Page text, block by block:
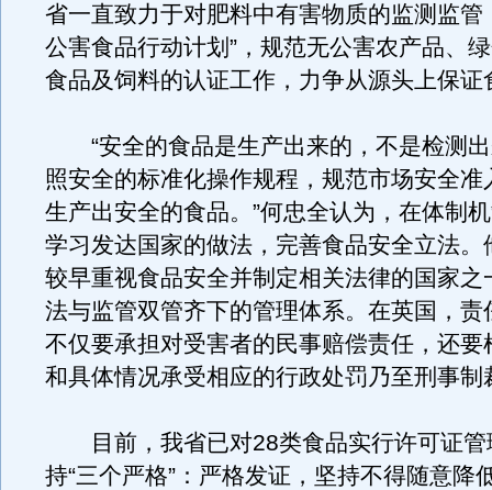
省一直致力于对肥料中有害物质的监测监管
公害食品行动计划”，规范无公害农产品、
食品及饲料的认证工作，力争从源头上保证
“安全的食品是生产出来的，不是检测出
照安全的标准化操作规程，规范市场安全准
生产出安全的食品。”何忠全认为，在体制
学习发达国家的做法，完善食品安全立法。
较早重视食品安全并制定相关法律的国家之
法与监管双管齐下的管理体系。在英国，责
不仅要承担对受害者的民事赔偿责任，还要
和具体情况承受相应的行政处罚乃至刑事制
目前，我省已对28类食品实行许可证管
持“三个严格”：严格发证，坚持不得随意降